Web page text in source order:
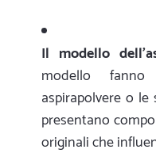
Il modello
modello
aspirapolvere o
presentano
originali che